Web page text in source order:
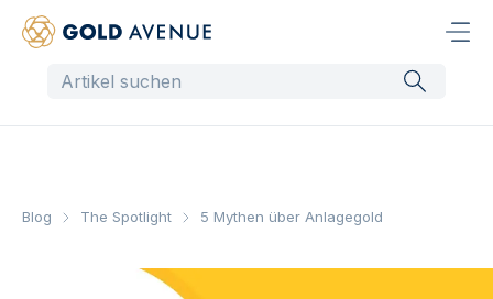
Blog The Spotlight 5 Mythen über Anlagegold